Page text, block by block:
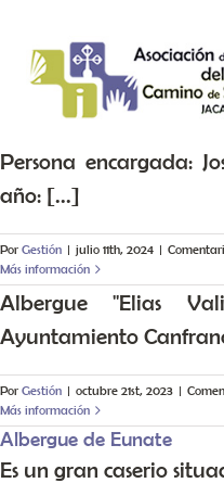
Persona encargada:
año: [...]
Por Gestión | julio 11th, 2024 |
Más información
Albergue
Ayuntamiento
Por Gestión | octubre 21st, 2023 |
Más información
Albergue de Eunate
Es un gran caserio